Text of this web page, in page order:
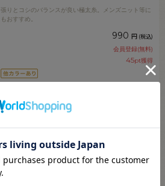
張りとコシのバランスが良い極太糸。メンズニット等に
もおすすめ。
990 円 (税込)
会員登録(無料)
45pt獲得
990